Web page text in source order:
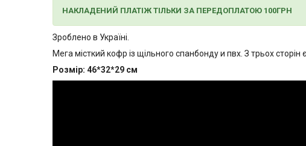
НАКЛАДЕНИЙ ПЛАТІЖ ТІЛЬКИ ЗА ПЕРЕДОПЛАТОЮ 100ГРН
Зроблено в Україні.
Мега місткий кофр із щільного спанбонду и пвх. З трьох
Розмір: 46*32*29 см